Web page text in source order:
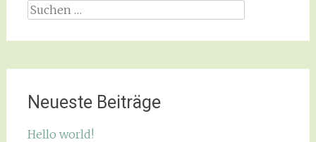
Suchen
Neueste Beiträge
Hello world!